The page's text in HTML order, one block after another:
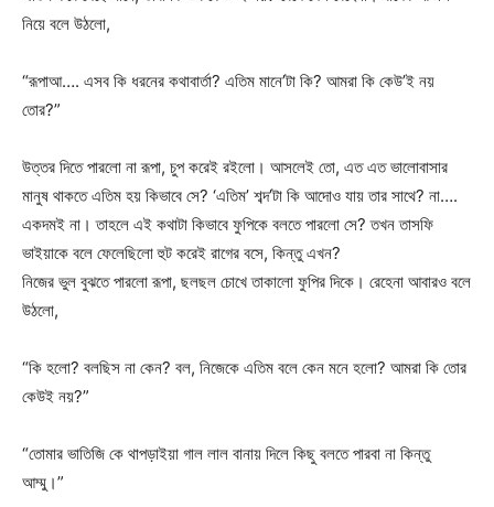
নিয়ে বলে উঠলো,
“রূপাআ…. এসব কি ধরনের কথাবার্তা? এতিম মানে’টা কি? আমরা কি কেউ’ই নয়
তোর?”
উত্তর দিতে পারলো না রূপা, চুপ করেই রইলো। আসলেই তো, এত এত ভালোবাসার
মানুষ থাকতে এতিম হয় কিভাবে সে? ‘এতিম’ শব্দ’টা কি আদোও যায় তার সাথে? না….
একদমই না। তাহলে এই কথাটা কিভাবে ফুপিকে বলতে পারলো সে? তখন তাসফি
ভাইয়াকে বলে ফেলেছিলো হুট করেই রাগের বসে, কিন্তু এখন?
নিজের ভুল বুঝতে পারলো রূপা, ছলছল চোখে তাকালো ফুপির দিকে। রেহেনা আবারও বলে
উঠলো,
“কি হলো? বলছিস না কেন? বল, নিজেকে এতিম বলে কেন মনে হলো? আমরা কি তোর
কেউই নয়?”
“তোমার ভাতিজি কে থাপড়াইয়া গাল লাল বানায় দিলে কিছু বলতে পারবা না কিন্তু
আম্মু।”